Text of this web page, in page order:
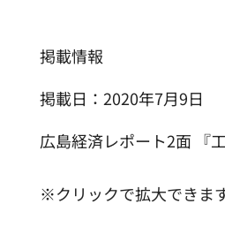
掲載情報
掲載日：2020年7月9日
広島経済レポート2面 『
※クリックで拡大できま